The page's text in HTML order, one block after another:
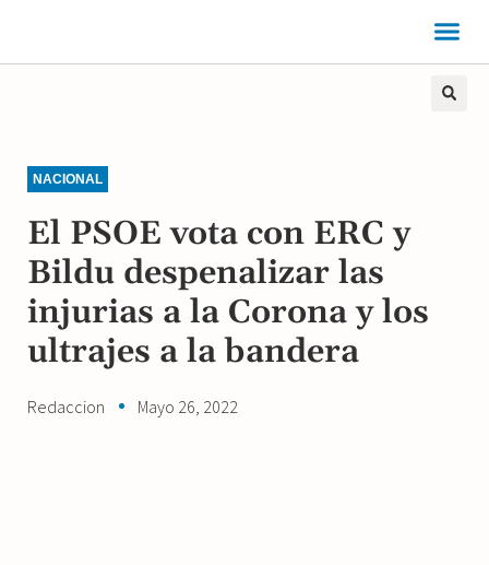
NACIONAL
El PSOE vota con ERC y
Bildu despenalizar las
injurias a la Corona y los
ultrajes a la bandera
Redaccion Mayo 26, 2022